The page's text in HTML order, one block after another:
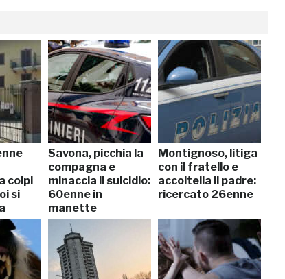
colpi
si
Savona, picchia la
compagna e
minaccia il suicidio:
60enne in
manette
Montignoso, litiga
con il fratello e
accoltella il padre:
ricercato 26enne